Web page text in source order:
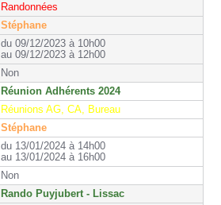
Randonnées
Stéphane
du 09/12/2023 à 10h00
au 09/12/2023 à 12h00
Non
Réunion Adhérents 2024
Réunions AG, CA, Bureau
Stéphane
du 13/01/2024 à 14h00
au 13/01/2024 à 16h00
Non
Rando Puyjubert - Lissac